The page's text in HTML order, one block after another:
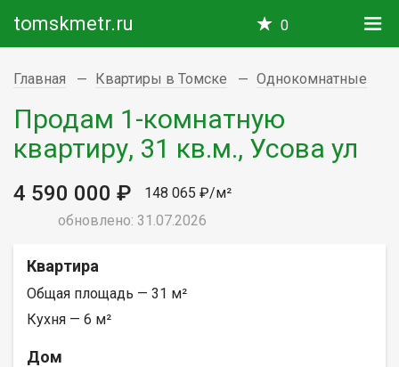
tomskmetr.ru 0
Главная Квартиры в Томске Однокомнатные
Продам 1-комнатную
квартиру, 31 кв.м., Усова ул
4 590 000 ₽
148 065 ₽/м²
обновлено: 31.07.2026
Квартира
Общая площадь — 31 м²
Кухня — 6 м²
Дом